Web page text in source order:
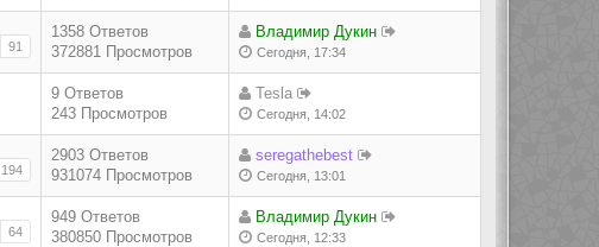
91
1358 Ответов
372881 Просмотров
Владимир Дукин
Сегодня, 17:34
9 Ответов
243 Просмотров
Tesla
Сегодня, 14:02
194
2903 Ответов
931074 Просмотров
seregathebest
Сегодня, 13:01
64
949 Ответов
380850 Просмотров
Владимир Дукин
Сегодня, 12:33